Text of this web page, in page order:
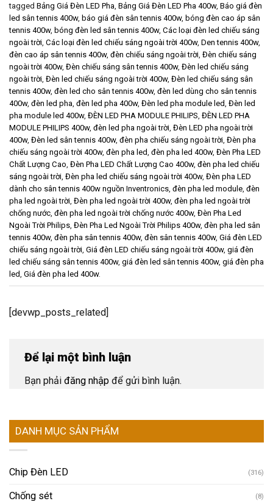
tagged Bảng Giá Đèn LED Pha, Bảng Giá Đèn LED Pha 400w, Báo giá đèn
led sân tennis 400w, báo giá đèn sân tennis 400w, bóng đèn cao áp sân
tennis 400w, bóng đèn led sân tennis 400w, Các loại đèn led chiếu sáng
ngoài trời, Các loại đèn led chiếu sáng ngoài trời 400w, Den tennis 400w,
đèn cao áp sân tennis 400w, đèn chiếu sáng ngoài trời, Đèn chiếu sáng
ngoài trời 400w, Đèn chiếu sáng sân tennis 400w, Đèn led chiếu sáng
ngoài trời, Đèn led chiếu sáng ngoài trời 400w, Đèn led chiếu sáng sân
tennis 400w, đèn led cho sân tennis 400w, đèn led dùng cho sân tennis
400w, đèn led pha, đèn led pha 400w, Đèn led pha module led, Đèn led
pha module led 400w, ĐÈN LED PHA MODULE PHILIPS, ĐÈN LED PHA
MODULE PHILIPS 400w, đèn led pha ngoài trời, Đèn LED pha ngoài trời
400w, Đèn led sân tennis 400w, đèn pha chiếu sáng ngoài trời, Đèn pha
chiếu sáng ngoài trời 400w, đèn pha led, đèn pha led 400w, Đèn Pha LED
Chất Lượng Cao, Đèn Pha LED Chất Lượng Cao 400w, đèn pha led chiếu
sáng ngoài trời, Đèn pha led chiếu sáng ngoài trời 400w, Đèn pha LED
dành cho sân tennis 400w nguồn Inventronics, đèn pha led module, đèn
pha led ngoài trời, Đèn pha led ngoài trời 400w, đèn pha led ngoài trời
chống nước, đèn pha led ngoài trời chống nước 400w, Đèn Pha Led
Ngoài Trời Philips, Đèn Pha Led Ngoài Trời Philips 400w, đèn pha led sân
tennis 400w, đèn pha sân tennis 400w, đèn sân tennis 400w, Giá đèn LED
chiếu sáng ngoài trời, Giá đèn LED chiếu sáng ngoài trời 400w, giá đèn
led chiếu sáng sân tennis 400w, giá đèn led sân tennis 400w, giá đèn pha
led, Giá đèn pha led 400w.
[devwp_posts_related]
Để lại một bình luận
Bạn phải đăng nhập để gửi bình luận.
DANH MỤC SẢN PHẨM
Chip Đèn LED (316)
Chống sét (8)